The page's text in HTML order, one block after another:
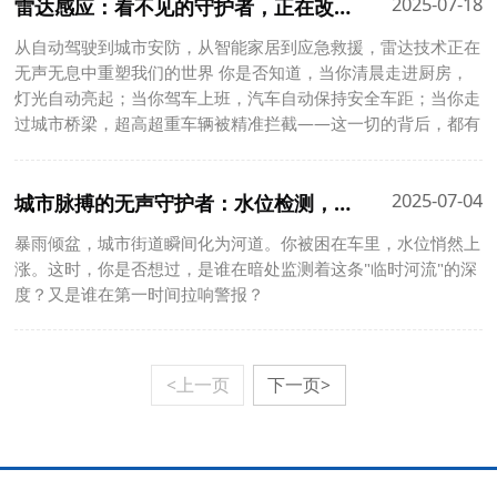
雷达感应：看不见的守护者，正在改变我们的生活
从自动驾驶到城市安防，从智能家居到应急救援，雷达技术正在
无声无息中重塑我们的世界 你是否知道，当你清晨走进厨房，
灯光自动亮起；当你驾车上班，汽车自动保持安全车距；当你走
过城市桥梁，超高超重车辆被精准拦截——这一切的背后，都有
城市脉搏的无声守护者：水位检测，远不止一把尺子那么简单！ 2025-07-04
暴雨倾盆，城市街道瞬间化为河道。你被困在车里，水位悄然上
涨。这时，你是否想过，是谁在暗处监测着这条"临时河流"的深
度？又是谁在第一时间拉响警报？
<上一页 下一页>